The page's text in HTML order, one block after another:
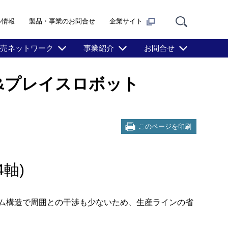
情報 製品・事業のお問合せ 企業サイト
ネットワーク 事業紹介 お問合せ
レイスロボット
このページを印刷
軸)
構造で周囲との干渉も少ないため、生産ラインの省